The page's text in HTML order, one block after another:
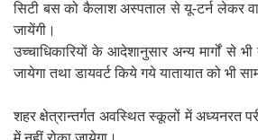
सिटी बस को कैलाश अस्पताल से यू-टर्न लेकर
जायेंगी।
उच्चाधिकारियों के आदेशानुसार अन्य मार्गों से भी
जायेगा तथा डायवर्ट किये गये यातायात को भी
शहर क्षेत्रान्तर्गत अवस्थित स्कूलों में अध्यनरत